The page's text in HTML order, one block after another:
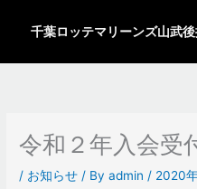
千葉ロッテマリーンズ山武
令和２年入会受
/ お知らせ / Byadmin/ 2020
ー